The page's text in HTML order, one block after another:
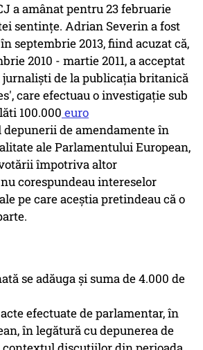
a amânat pentru 23 februarie
sentinţe. Adrian Severin a fost
septembrie 2013, fiind acuzat că,
2010 - martie 2011, a acceptat
jurnalişti de la publicaţia britanică
care efectuau o investigaţie sub
100.000 euro
de amendamente în
ale Parlamentului European,
împotriva altor
corespundeau intereselor
pe care aceştia pretindeau că o
se adăuga şi suma de 4.000 de
efectuate de parlamentar, în
în legătură cu depunerea de